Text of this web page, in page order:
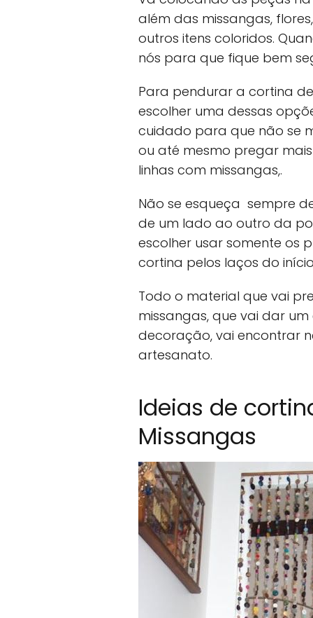
além das missangas,
outros itens coloridos.
nós para que fique bem
Para pendurar a cortina
escolher uma dessas
cuidado para que não se
ou até mesmo pregar
linhas com missangas,.
Não se esqueça sempre
de um lado ao outro da
escolher usar somente os
cortina pelos laços do
Todo o material que vai
missangas, que vai dar
decoração, vai encontrar
artesanato.
Ideias de
Missangas